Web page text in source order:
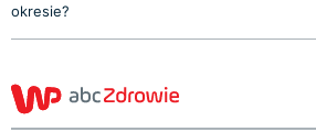
okresie?